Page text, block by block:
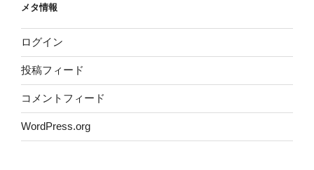
メタ情報
ログイン
投稿フィード
コメントフィード
WordPress.org